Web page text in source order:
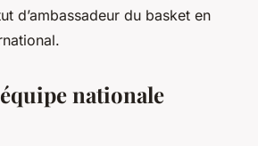
d’ambassadeur du basket en
nationale